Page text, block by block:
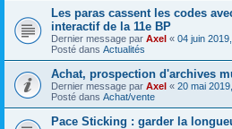
Les paras cassent les codes
interactif de la 11e BP
Dernier message par Axel « 04 juin
Posté dans Actualités
Achat, prospection d'archives
Dernier message par Axel « 20 mai
Posté dans Achat/vente
Pace Sticking : garder la